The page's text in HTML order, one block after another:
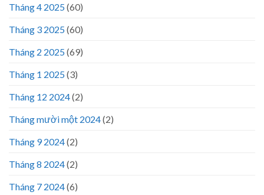
Tháng 4 2025(60)
Tháng 3 2025(60)
Tháng 2 2025(69)
Tháng 1 2025(3)
Tháng 12 2024(2)
Tháng mười một 2024(2)
Tháng 9 2024(2)
Tháng 8 2024(2)
Tháng 7 2024(6)